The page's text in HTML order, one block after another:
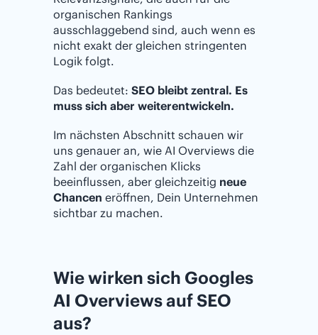
organischen Rankings
ausschlaggebend sind, auch wenn es
nicht exakt der gleichen stringenten
Logik folgt.
Das bedeutet: SEO bleibt zentral. Es
muss sich aber weiterentwickeln.
Im nächsten Abschnitt schauen wir
uns genauer an, wie AI Overviews die
Zahl der organischen Klicks
beeinflussen, aber gleichzeitig neue
Chancen eröffnen, Dein Unternehmen
sichtbar zu machen.
Wie wirken sich Googles
AI Overviews auf SEO
aus?